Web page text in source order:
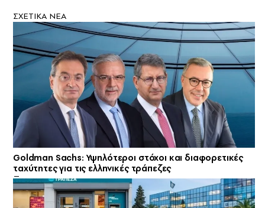
ΣXETIKA NEA
Goldman Sachs: Υψηλότεροι στόχοι και διαφορετικές
ταχύτητες για τις ελληνικές τράπεζες